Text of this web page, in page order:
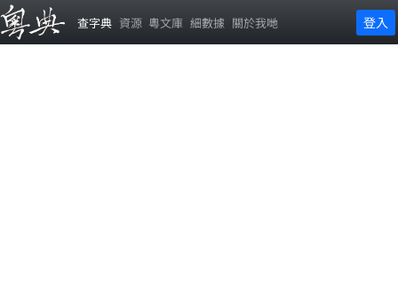
查字典 資源 粵文庫 細數據 關於我哋 登入